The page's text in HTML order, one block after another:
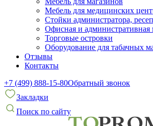
Мебель для медицинских
Стойки администратора,
Офисная и административная
Торговые островки
Оборудование для табачных
Отзывы
Контакты
+7 (499) 888-15-80Обратный звонок
Закладки
Поиск по сайту